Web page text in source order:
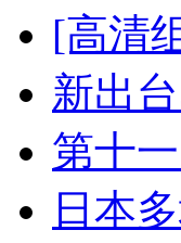
[高清
新出
第十
日本